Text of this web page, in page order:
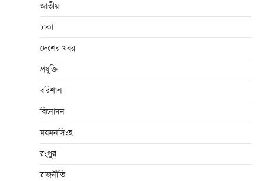
জাতীয়
ঢাকা
দেশের খবর
প্রযুক্তি
বরিশাল
বিনোদন
ময়মনসিংহ
রংপুর
রাজনীতি